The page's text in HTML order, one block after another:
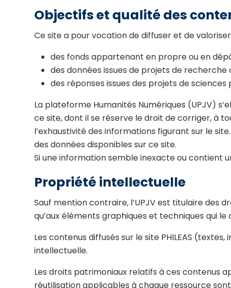
Objectifs et qualité des
Ce site a pour vocation de diffuser et de
des fonds appartenant en propre ou en
des données issues de projets de recherche
des réponses issues des projets de
La plateforme Humanités Numériques (UPJV)
ce site, dont il se réserve le droit de corriger, à
l’exhaustivité des informations figurant sur le
des données disponibles sur ce site.
Si une information semble inexacte ou contient
Propriété intellectuelle
Sauf mention contraire, l’UPJV est titulaire des
qu’aux éléments graphiques et techniques qui le
Les contenus diffusés sur le site PHILEAS
intellectuelle.
Les droits patrimoniaux relatifs à ces contenus
réutilisation applicables à chaque ressource